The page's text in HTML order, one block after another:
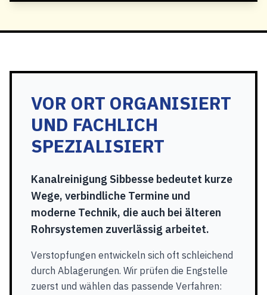
VOR ORT ORGANISIERT
UND FACHLICH
SPEZIALISIERT
Kanalreinigung Sibbesse bedeutet kurze
Wege, verbindliche Termine und
moderne Technik, die auch bei älteren
Rohrsystemen zuverlässig arbeitet.
Verstopfungen entwickeln sich oft schleichend
durch Ablagerungen. Wir prüfen die Engstelle
zuerst und wählen das passende Verfahren: